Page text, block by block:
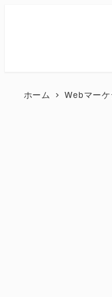
ホーム Webマー